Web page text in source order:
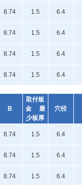
8.74 1.5 6.4
8.74 1.5 6.4
8.74 1.5 6.4
8.74 1.5 6.4
B
取付板
金 最
少板厚
穴径
8.74 1.5 6.4
8.74 1.5 6.4
8.74 1.5 6.4